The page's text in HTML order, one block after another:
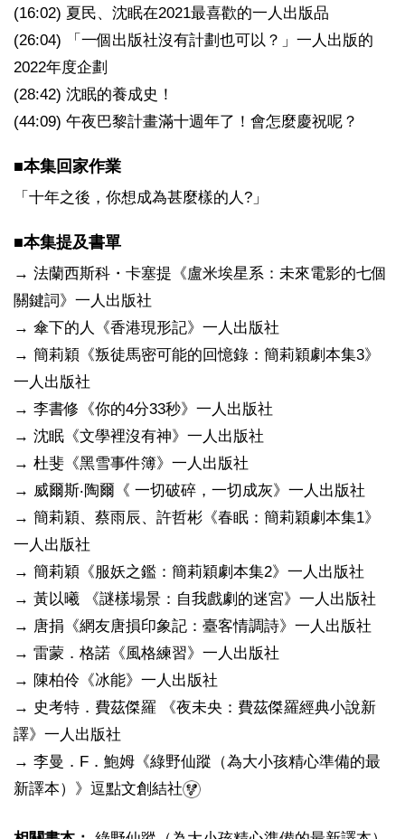
(16:02) 夏民、沈眠在2021最喜歡的一人出版品
(26:04) 「一個出版社沒有計劃也可以？」一人出版的
2022年度企劃
(28:42) 沈眠的養成史！
(44:09) 午夜巴黎計畫滿十週年了！會怎麼慶祝呢？
■本集回家作業
「十年之後，你想成為甚麼樣的人?」
■本集提及書單
→ 法蘭西斯科・卡塞提《盧米埃星系：未來電影的七個
關鍵詞》一人出版社
→ 傘下的人《香港現形記》一人出版社
→ 簡莉穎《叛徒馬密可能的回憶錄：簡莉穎劇本集3》
一人出版社
→ 李書修《你的4分33秒》一人出版社
→ 沈眠《文學裡沒有神》一人出版社
→ 杜斐《黑雪事件簿》一人出版社
→ 威爾斯‧陶爾《 一切破碎，一切成灰》一人出版社
→ 簡莉穎、蔡雨辰、許哲彬《春眠：簡莉穎劇本集1》
一人出版社
→ 簡莉穎《服妖之鑑：簡莉穎劇本集2》一人出版社
→ 黃以曦 《謎樣場景：自我戲劇的迷宮》一人出版社
→ 唐捐《網友唐損印象記：臺客情調詩》一人出版社
→ 雷蒙．格諾《風格練習》一人出版社
→ 陳柏伶《冰能》一人出版社
→ 史考特．費茲傑羅 《夜未央：費茲傑羅經典小說新
譯》一人出版社
→ 李曼．F．鮑姆《綠野仙蹤（為大小孩精心準備的最
新譯本）》逗點文創結社